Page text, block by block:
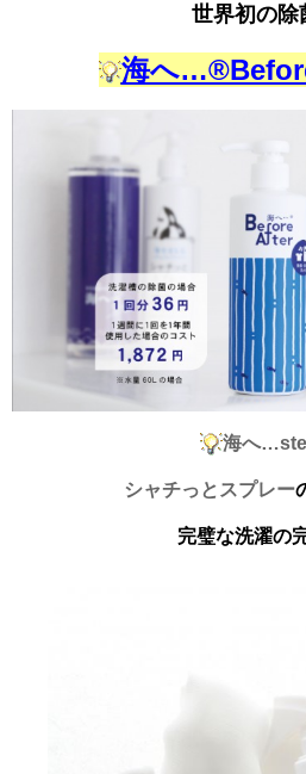
世界初の除
海へ
海へ
シャチっとスプレー
完璧な洗濯の